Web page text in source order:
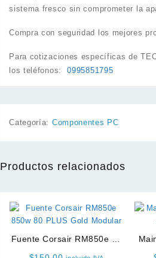
sistema fresco sin comprometer la
Compra con seguridad los mejores
Para cotizaciones específicas de
los teléfonos:0995851795
Categoría: Componentes PC
Productos relacionados
Fuente Corsair RM850e 80